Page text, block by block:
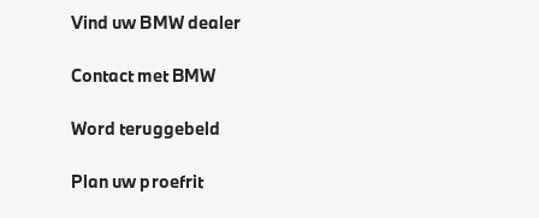
Vind uw BMW dealer
Contact met BMW
Word teruggebeld
Plan uw proefrit